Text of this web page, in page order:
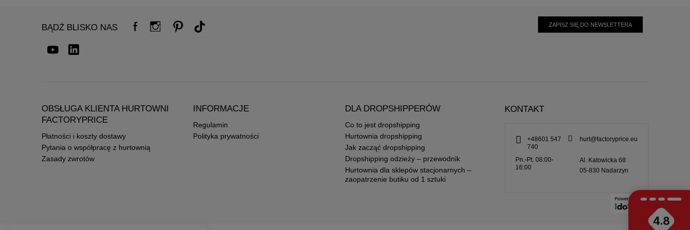
BĄDŹ BLISKO NAS ZAPISZ SIĘ DO NEWSLETTERA
OBSŁUGA KLIENTA HURTOWNI
FACTORYPRICE
Płatności i koszty dostawy
Pytania o współpracę z hurtownią
Zasady zwrotów
INFORMACJE
Regulamin
Polityka prywatności
DLA DROPSHIPPERÓW
Co to jest dropshipping
Hurtownia dropshipping
Jak zacząć dropshipping
Dropshipping odzieży – przewodnik
Hurtownia dla sklepów stacjonarnych –
zaopatrzenie butiku od 1 sztuki
KONTAKT
+48601 547
740
hurt@factoryprice.eu
Pn.-Pt. 08:00-
16:00
Al. Katowicka 68
05-830 Nadarzyn
4.8